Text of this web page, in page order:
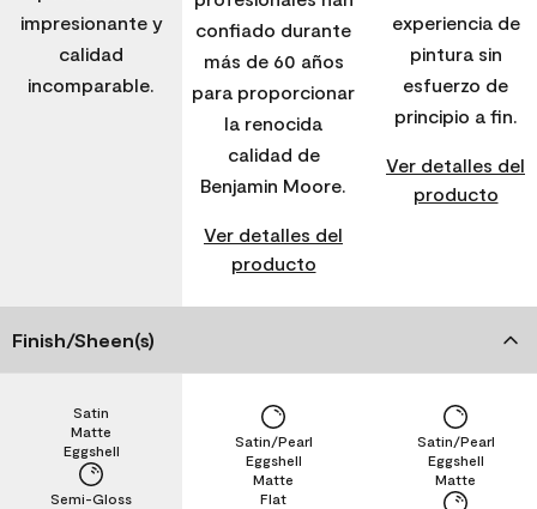
impresionante y
calidad
incomparable.
confiado durante
más de 60 años
para proporcionar
la renocida
calidad de
Benjamin Moore.
Ver detalles del
producto
experiencia de
pintura sin
esfuerzo de
principio a fin.
Ver detalles del
producto
Finish/Sheen(s)
Semi-Gloss
Eggshell
Matte
Satin
Flat
Matte
Eggshell
Satin/Pearl
Matte
Eggshell
Satin/Pearl